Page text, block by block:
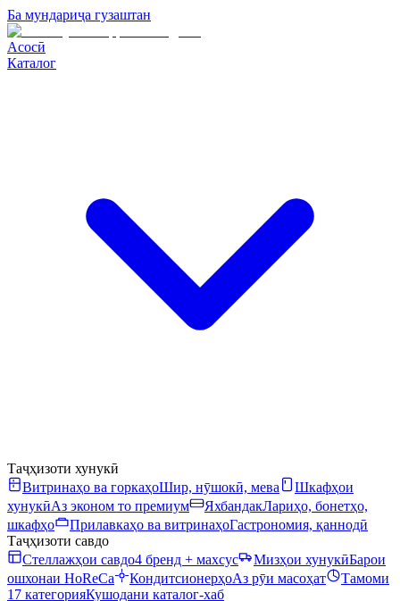
Ба мундариҷа гузаштан
Асосӣ
Каталог
Таҷҳизоти хунукӣ
Витринаҳо ва горкаҳоШир, нӯшокӣ, мева
Шкафҳои
хунукӣАз эконом то премиум ЯхбандакЛариҳо, бонетҳо,
шкафҳо
Прилавкаҳо ва витринаҳоГастрономия, қаннодӣ
Таҷҳизоти савдо
Стеллажҳои савдо4 бренд + махсус Мизҳои хунукӣБарои
ошхонаи HoReCa
КондитсионерҳоАз рӯи масоҳат
Тамоми
17 категорияКушодани каталог-хаб